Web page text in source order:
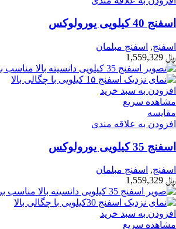
اسفنج 40 کیلویی یورولوکس
اسفنج, اسفنج مبلمان
﷼
افزودن به سبد خرید
مشاهده سریع
مقایسه
افزودن به علاقه مندی
اسفنج 35 کیلویی یورولوکس
اسفنج, اسفنج مبلمان
﷼
افزودن به سبد خرید
مشاهده سریع